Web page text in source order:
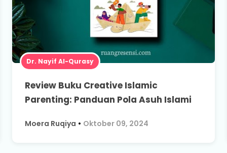
Dr. Nayif Al-Qurasy
Review Buku Creative Islamic
Parenting: Panduan Pola Asuh Islami
Moera Ruqiya • Oktober 09, 2024